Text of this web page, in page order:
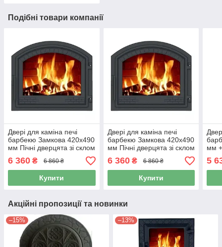
Подібні товари компанії
Двері для каміна печі
барбекю Замкова 420x490
мм Пічні дверцята зі склом
6 360 ₴ 6 860 ₴
Купити
Двері для каміна печі
барбекю Замкова 420x490
мм Пічні дверцята зі склом
6 360₴ 6 860 ₴
Купити
мм
5
Акційні пропозиції та новинки
–15% –13%